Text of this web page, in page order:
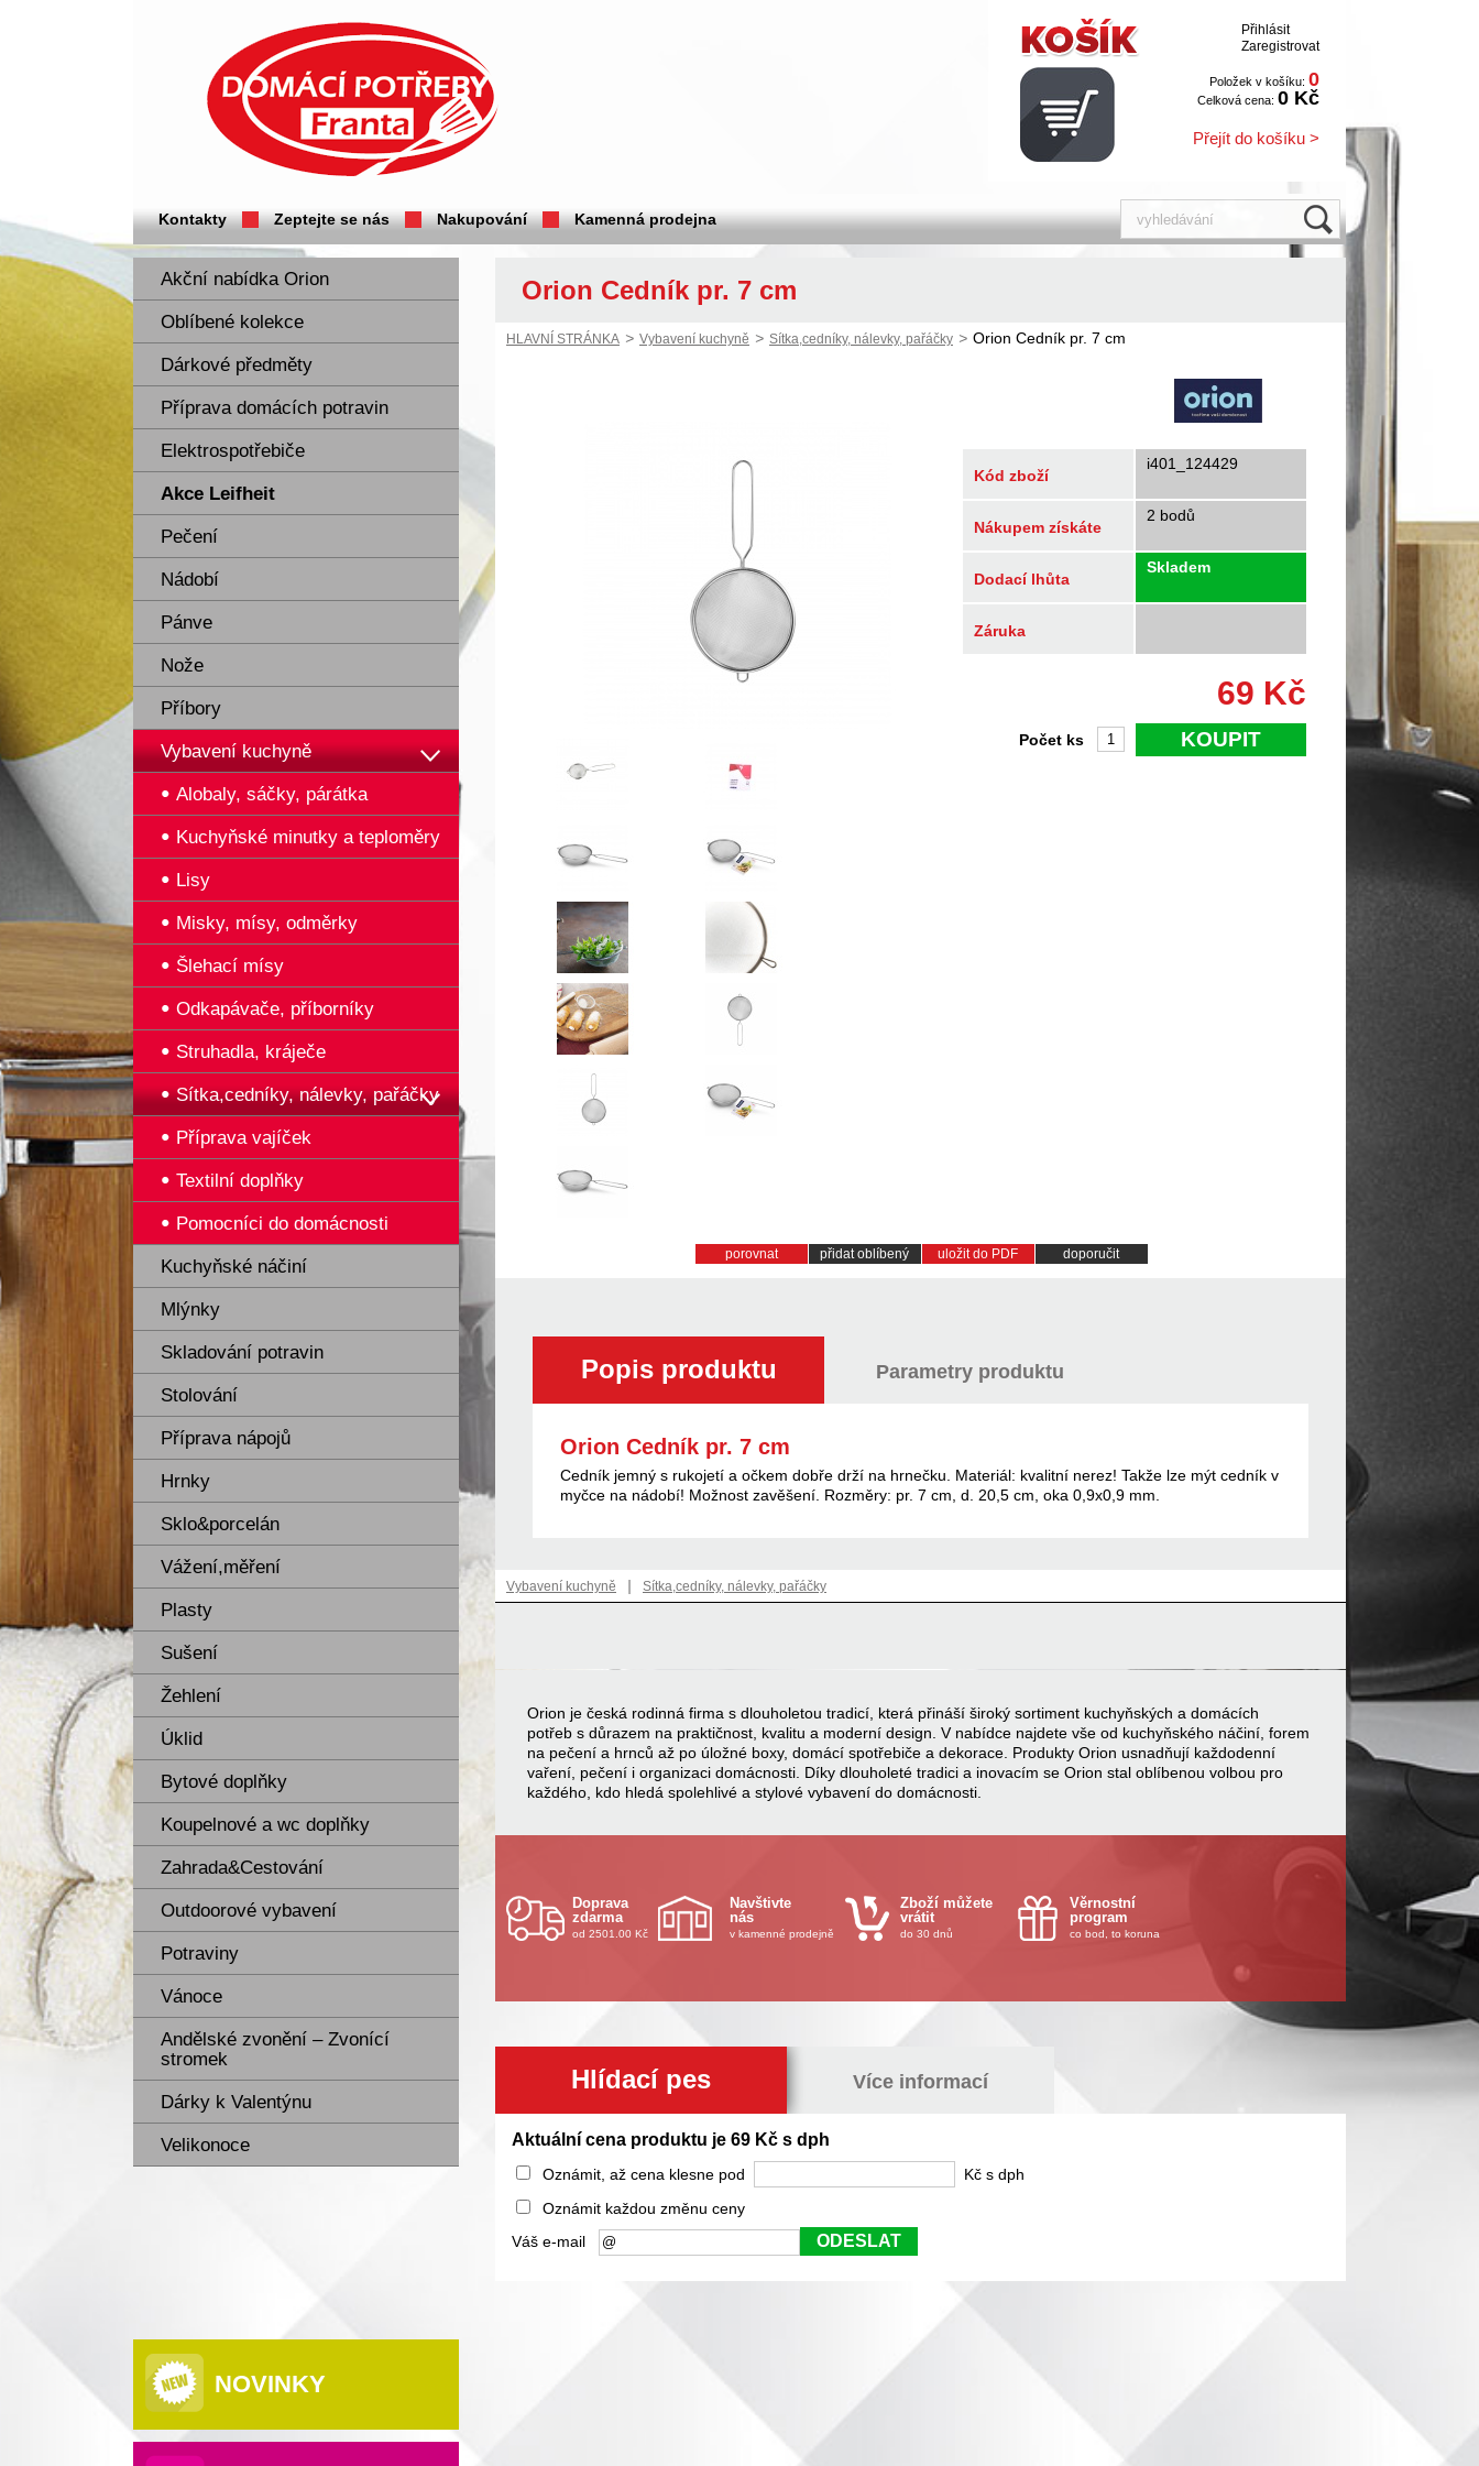
Přihlásit
Zaregistrovat
Položek v košíku: 0
Celková cena: 0 Kč
Přejít do košíku >
Kontakty Zeptejte se nás Nakupování Kamenná prodejna
Akční nabídka Orion
Oblíbené kolekce
Dárkové předměty
Příprava domácích potravin
Elektrospotřebiče
Akce Leifheit
Pečení
Nádobí
Pánve
Nože
Příbory
Vybavení kuchyně
Alobaly, sáčky, párátka
Kuchyňské minutky a teploměry
Lisy
Misky, mísy, odměrky
Šlehací mísy
Odkapávače, příborníky
Struhadla, kráječe
Sítka,cedníky, nálevky, pařáčky
Příprava vajíček
Textilní doplňky
Pomocníci do domácnosti
Kuchyňské náčiní
Mlýnky
Skladování potravin
Stolování
Příprava nápojů
Hrnky
Sklo&porcelán
Vážení,měření
Plasty
Sušení
Žehlení
Úklid
Bytové doplňky
Koupelnové a wc doplňky
Zahrada&Cestování
Outdoorové vybavení
Potraviny
Vánoce
Andělské zvonění – Zvonící
stromek
Dárky k Valentýnu
Velikonoce
NOVINKY
Orion Cedník pr. 7 cm
HLAVNÍ STRÁNKA > Vybavení kuchyně > Sítka,cedníky, nálevky, pařáčky > Orion Cedník pr. 7 cm
Kód zboží
i401_124429
Nákupem získáte
2 bodů
Dodací lhůta
Skladem
Záruka
69 Kč
KOUPIT
Počet ks
porovnat přidat oblíbený uložit do PDF doporučit
Popis produktu Parametry produktu
Orion Cedník pr. 7 cm
Cedník jemný s rukojetí a očkem dobře drží na hrnečku. Materiál: kvalitní nerez! Takže lze mýt cedník v
myčce na nádobí! Možnost zavěšení. Rozměry: pr. 7 cm, d. 20,5 cm, oka 0,9x0,9 mm.
Vybavení kuchyně | Sítka,cedníky, nálevky, pařáčky
Orion je česká rodinná firma s dlouholetou tradicí, která přináší široký sortiment kuchyňských a domácích
potřeb s důrazem na praktičnost, kvalitu a moderní design. V nabídce najdete vše od kuchyňského náčiní, forem
na pečení a hrnců až po úložné boxy, domácí spotřebiče a dekorace. Produkty Orion usnadňují každodenní
vaření, pečení i organizaci domácnosti. Díky dlouholeté tradici a inovacím se Orion stal oblíbenou volbou pro
každého, kdo hledá spolehlivé a stylové vybavení do domácnosti.
Doprava
zdarma
od 2501.00 Kč
Navštivte
nás
v kamenné prodejně
Zboží můžete
vrátit
do 30 dnů
Věrnostní
program
co bod, to koruna
Hlídací pes Více informací
Aktuální cena produktu je 69 Kč s dph
Oznámit, až cena klesne pod
Kč s dph
Oznámit každou změnu ceny
Váš e-mail
ODESLAT